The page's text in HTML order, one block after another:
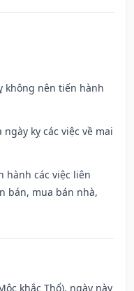
không nên tiến hành
ngày kỵ các việc về mai
hành các việc liên
bán, mua bán nhà,
khắc Thổ), ngày này